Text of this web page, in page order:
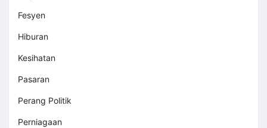
Fesyen
Hiburan
Kesihatan
Pasaran
Perang Politik
Perniagaan